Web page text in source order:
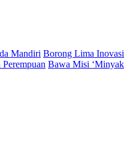
Mandiri Borong Lima Inovasi
Bawa Misi ‘Minyak